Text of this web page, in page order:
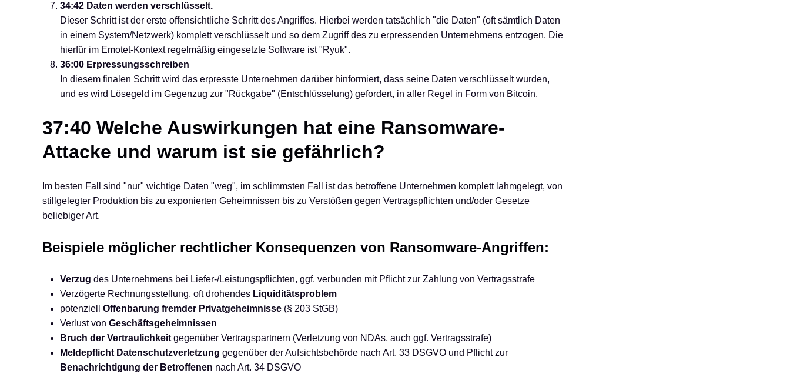
34:42 Daten werden verschlüsselt.
Dieser Schritt ist der erste offensichtliche Schritt des Angriffes. Hierbei werden tatsächlich "die Daten" (oft sämtlich Daten
in einem System/Netzwerk) komplett verschlüsselt und so dem Zugriff des zu erpressenden Unternehmens entzogen. Die
hierfür im Emotet-Kontext regelmäßig eingesetzte Software ist "Ryuk".
36:00 Erpressungsschreiben
In diesem finalen Schritt wird das erpresste Unternehmen darüber hinformiert, dass seine Daten verschlüsselt wurden,
und es wird Lösegeld im Gegenzug zur "Rückgabe" (Entschlüsselung) gefordert, in aller Regel in Form von Bitcoin.
37:40 Welche Auswirkungen hat eine Ransomware-
Attacke und warum ist sie gefährlich?
Im besten Fall sind "nur" wichtige Daten "weg", im schlimmsten Fall ist das betroffene Unternehmen komplett lahmgelegt, von
stillgelegter Produktion bis zu exponierten Geheimnissen bis zu Verstößen gegen Vertragspflichten und/oder Gesetze
beliebiger Art.
Beispiele möglicher rechtlicher Konsequenzen von Ransomware-Angriffen:
Verzug des Unternehmens bei Liefer-/Leistungspflichten, ggf. verbunden mit Pflicht zur Zahlung von Vertragsstrafe
Verzögerte Rechnungsstellung, oft drohendes Liquiditätsproblem
potenziell Offenbarung fremder Privatgeheimnisse (§ 203 StGB)
Verlust von Geschäftsgeheimnissen
Bruch der Vertraulichkeit gegenüber Vertragspartnern (Verletzung von NDAs, auch ggf. Vertragsstrafe)
Meldepflicht Datenschutzverletzung gegenüber der Aufsichtsbehörde nach Art. 33 DSGVO und Pflicht zur
Benachrichtigung der Betroffenen nach Art. 34 DSGVO